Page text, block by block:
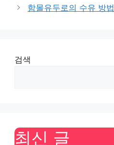
함몰유두로의 수유 방법
검색
최신 글